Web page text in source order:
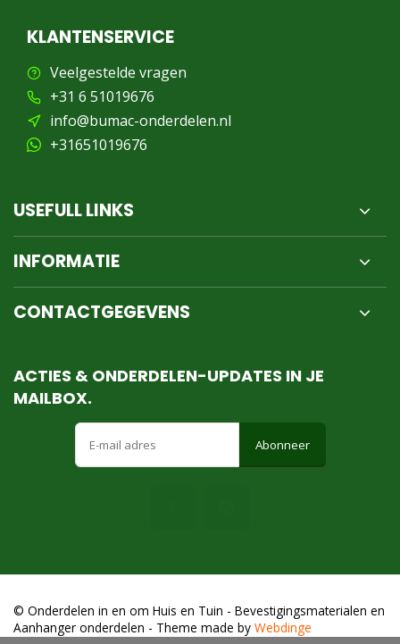
KLANTENSERVICE
Veelgestelde vragen
+31 6 51019676
info@bumac-onderdelen.nl
+31651019676
USEFULL LINKS
INFORMATIE
CONTACTGEGEVENS
ACTIES & ONDERDELEN-UPDATES IN JE
MAILBOX.
Abonneer
© Onderdelen in en om Huis en Tuin - Bevestigingsmaterialen en
Aanhanger onderdelen - Theme made by Webdinge